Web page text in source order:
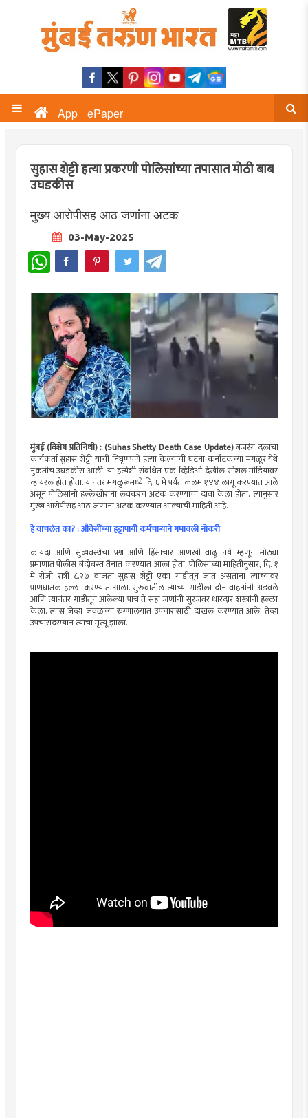
App ePaper
सुहास शेट्टी हत्या प्रकरणी पोलिसांच्या तपासात मोठी बाब
उघडकीस
मुख्य आरोपीसह आठ जणांना अटक
03-May-2025
WhatsApp
मुंबई (विशेष प्रतिनिधी) : (Suhas Shetty Death Case Update)बजरंग दलाचा
कार्यकर्ता सुहास शेट्टी याची निघृणपणे हत्या केल्याची घटना कर्नाटकच्या मंगळूर येथे
नुकतीच उघडकीस आली. या हत्येशी संबंधित एक व्हिडिओ देखील सोशल मीडियावर
व्हायरल होत होता. यानंतर मंगळुरूमध्ये दि. ६ मे पर्यंत कलम १४४ लागू करण्यात आले
असून पोलिसांनी हल्लेखोरांना लवकरच अटक करण्याचा दावा केला होता. त्यानुसार
मुख्य आरोपीसह आठ जणांना अटक करण्यात आल्याची माहिती आहे.
हे वाचलंत का? : औवेसींच्या हट्टापायी कर्मचाऱ्याने गमावली नोकरी
कायदा आणि सुव्यवस्थेचा प्रश्न आणि हिंसाचार आणखी वाढू नये म्हणून मोठ्या
प्रमाणात पोलीस बंदोबस्त तैनात करण्यात आला होता. पोलिसांच्या माहितीनुसार, दि. १
मे रोजी रात्री ८.२७ वाजता सुहास शेट्टी एका गाडीतून जात असताना त्याच्यावर
प्राणघातक हल्ला करण्यात आला. सुरुवातील त्याच्या गाडीला दोन वाहनांनी अडवले
आणि त्यानंतर गाडीतून आलेल्या पाच ते सहा जणांनी सुरजवर धारदार शस्त्रांनी हल्ला
केला. त्यास जेव्हा जवळच्या रुग्णालयात उपचारासाठी दाखल करण्यात आले, तेव्हा
उपचारादरम्यान त्याचा मृत्यू झाला.